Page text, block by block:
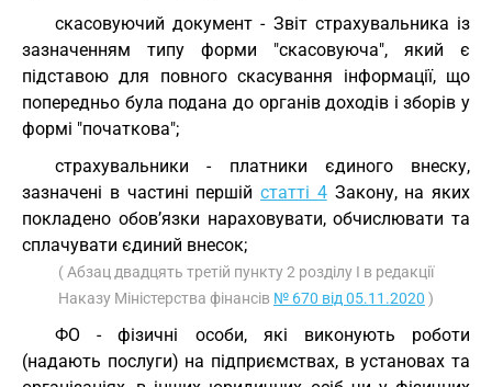
скасовуючий документ - Звіт страхувальника із
зазначенням типу форми "скасовуюча", який є
підставою для повного скасування інформації, що
попередньо була подана до органів доходів і зборів у
формі "початкова";
страхувальники - платники єдиного внеску,
зазначені в частині першій статті 4Закону, на яких
покладено обов’язки нараховувати, обчислювати та
сплачувати єдиний внесок;
( Абзац двадцять третій пункту 2 розділу I в редакції
Наказу Міністерства фінансів № 670 від 05.11.2020 )
ФО - фізичні особи, які виконують роботи
(надають послуги) на підприємствах, в установах та